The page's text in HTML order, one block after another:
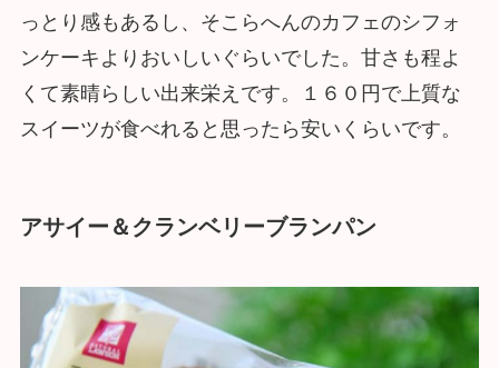
っとり感もあるし、そこらへんのカフェのシフォ
ンケーキよりおいしいぐらいでした。甘さも程よ
くて素晴らしい出来栄えです。１６０円で上質な
スイーツが食べれると思ったら安いくらいです。
アサイー＆クランベリーブランパン